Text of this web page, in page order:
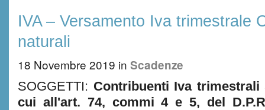
IVA – Versamento Iva trimestrale
naturali
18 Novembre 2019 in Scadenze
SOGGETTI: Contribuenti Iva
cui all'art. 74, commi 4 e 5, del